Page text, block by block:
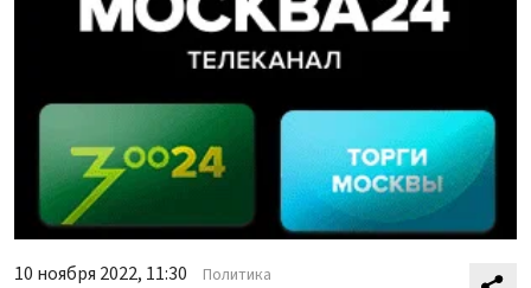
10 ноября 2022, 11:30 Политика